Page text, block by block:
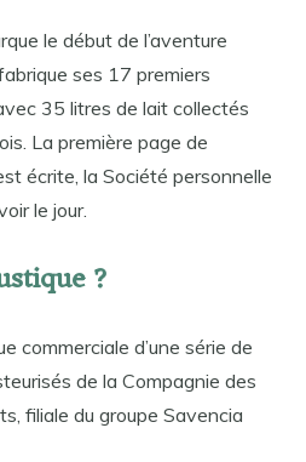
le début de l’aventure
ses 17 premiers
35 litres de lait collectés
La première page de
écrite, la Société personnelle
le jour.
?
commerciale d’une série de
de la Compagnie des
filiale du groupe Savencia